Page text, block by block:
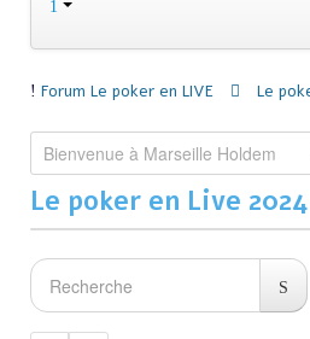
Forum Le poker en LIVE Le
Le poker en Live